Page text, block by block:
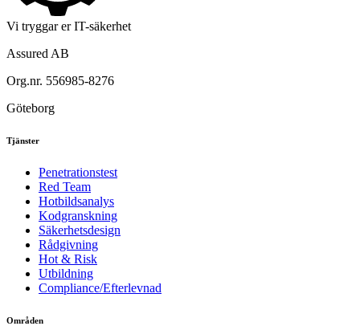
Vi tryggar er IT-säkerhet
Assured AB
Org.nr. 556985-8276
Göteborg
Tjänster
Penetrationstest
Red Team
Hotbildsanalys
Kodgranskning
Säkerhetsdesign
Rådgivning
Hot & Risk
Utbildning
Compliance/Efterlevnad
Områden